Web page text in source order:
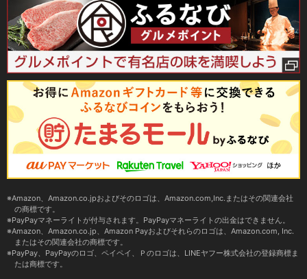
Amazon、Amazon.co.jpおよびそのロゴは、Amazon.com,Inc.またはその関連会社
の商標です。
PayPayマネーライトが付与されます。PayPayマネーライトの出金はできません。
Amazon、Amazon.co.jp、Amazon Payおよびそれらのロゴは、Amazon.com, Inc.
またはその関連会社の商標です。
PayPay、PayPayのロゴ、ペイペイ、Ｐのロゴは、LINEヤフー株式会社の登録商標ま
たは商標です。